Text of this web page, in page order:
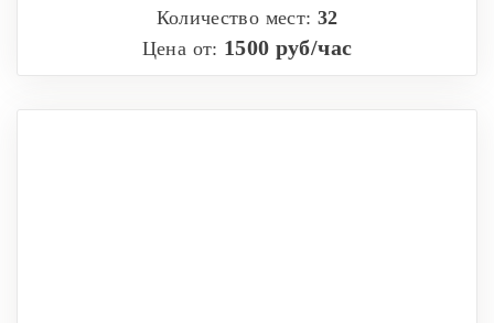
Количество мест: 32
Цена от: 1500 руб/час